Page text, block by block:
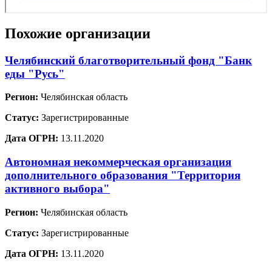
Похожие организации
Челябинский благотворительный фонд "Банк
еды "Русь"
Регион: Челябинская область
Статус: Зарегистрированные
Дата ОГРН: 13.11.2020
Автономная некоммерческая организация
дополнительного образования "Территория
активного выбора"
Регион: Челябинская область
Статус: Зарегистрированные
Дата ОГРН: 13.11.2020